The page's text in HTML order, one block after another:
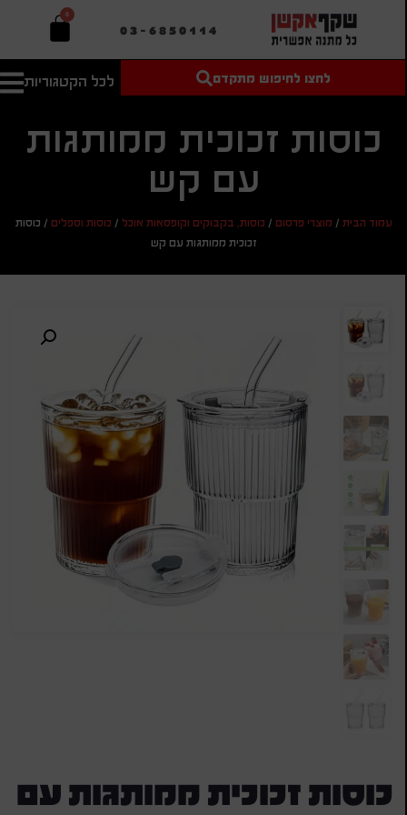
03-6850114
0
לכל הקטגוריות
טקסט חופשי
מחיר מיני'
אישית
לחצו לחיפוש מתקדם
כוסות זכוכית ממותגות
עם קש
עמוד הבית/ מוצרי פרסום/ כוסות, בקבוקים וקופסאות אוכל/ כוסות וספלים/ כוסות
זכוכית ממותגות עם קש
כוסות זכוכית ממותגות עם